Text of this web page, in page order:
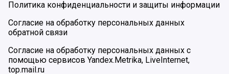
Политика конфиденциальности и защиты информации
Согласие на обработку персональных данных
обратной связи
Согласие на обработку персональных данных с
помощью сервисов Yandex.Metrika, LiveInternet,
top.mail.ru